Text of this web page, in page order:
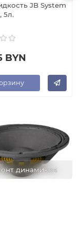
JB System
5л.
BYN
динамиков